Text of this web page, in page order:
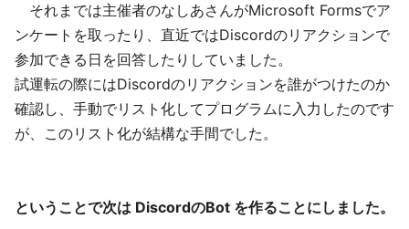
それまでは主催者のなしあさんがMicrosoft Formsでア
ンケートを取ったり、直近ではDiscordのリアクションで
参加できる日を回答したりしていました。
試運転の際にはDiscordのリアクションを誰がつけたのか
確認し、手動でリスト化してプログラムに入力したのです
が、このリスト化が結構な手間でした。
ということで次は DiscordのBot を作ることにしました。